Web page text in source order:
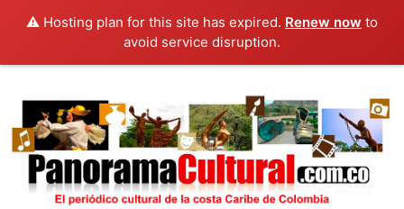
⚠️ Hosting plan for this site has expired. Renew now to
avoid service disruption.